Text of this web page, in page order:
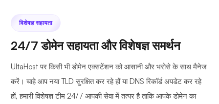
विशेषज्ञ सहायता
24/7 डोमेन सहायता और विशेषज्ञ समर्थन
UltaHost पर किसी भी डोमेन एक्सटेंशन को आसानी और भरोसे के साथ मैनेज
करें। चाहे आप नया TLD सुरक्षित कर रहे हों या DNS रिकॉर्ड अपडेट कर रहे
हों, हमारी विशेषज्ञ टीम 24/7 आपकी सेवा में तत्पर है ताकि आपके डोमेन का